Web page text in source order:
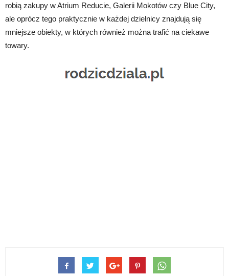
robią zakupy w Atrium Reducie, Galerii Mokotów czy Blue City,
ale oprócz tego praktycznie w każdej dzielnicy znajdują się
mniejsze obiekty, w których również można trafić na ciekawe
towary.